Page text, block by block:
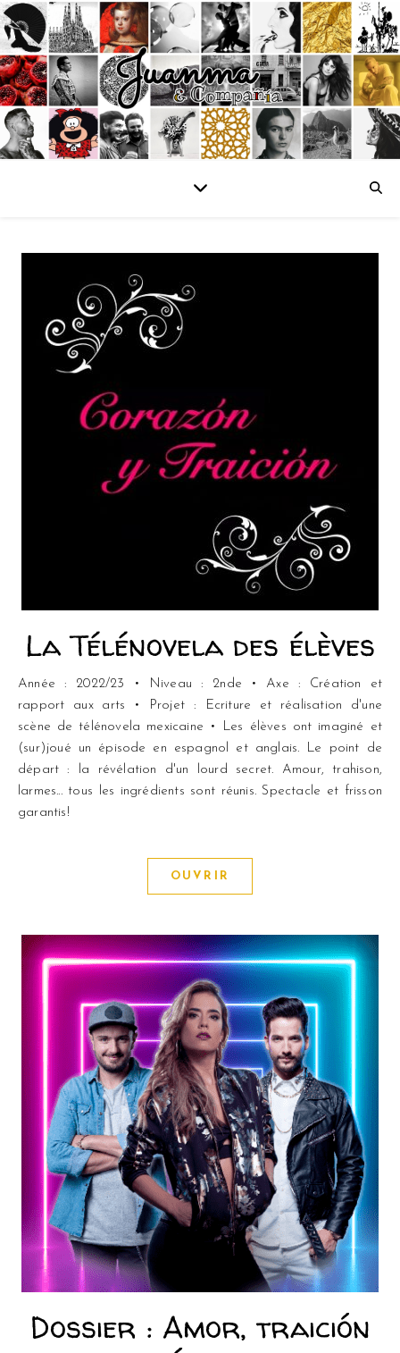
La Télénovela des élèves
Année : 2022/23 • Niveau : 2nde • Axe : Création et
rapport aux arts • Projet : Ecriture et réalisation d'une
scène de télénovela mexicaine • Les élèves ont imaginé et
(sur)joué un épisode en espagnol et anglais. Le point de
départ : la révélation d'un lourd secret. Amour, trahison,
larmes... tous les ingrédients sont réunis. Spectacle et frisson
garantis!
OUVRIR
Dossier : Amor, traición